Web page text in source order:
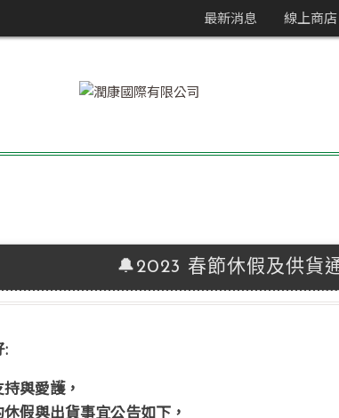
最新消息 線上商店
🔔2023 春節休假及供貨
:
與愛護，
假與出貨事宜公告如下，